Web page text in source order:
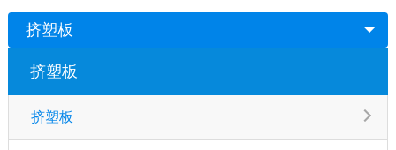
挤塑板
挤塑板
挤塑板